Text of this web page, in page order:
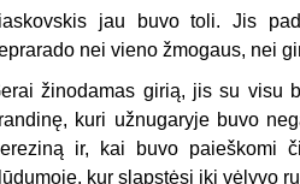
jau buvo toli. Jis
nei vieno žmogaus, nei
žinodamas girią, jis su visu
kuri užnugaryje buvo
ir, kai buvo paieškomi
kur slapstėsi iki vėlyvo